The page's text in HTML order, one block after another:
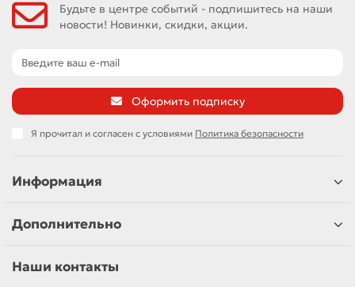
Будьте в центре событий - подпишитесь на наши
новости! Новинки, скидки, акции.
Оформить подписку
Я прочитал и согласен с условиями Политика безопасности
Информация
Дополнительно
Наши контакты